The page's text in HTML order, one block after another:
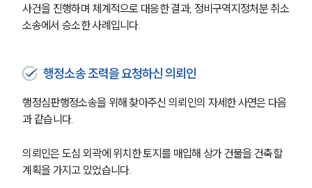
사건을 진행하며 체계적으로 대응한 결과, 정비구역지정처분 취소
소송에서 승소한 사례입니다.
행정소송 조력을 요청하신 의뢰인
행정심판행정소송을 위해 찾아주신 의뢰인의 자세한 사연은 다음
과 같습니다.
의뢰인은 도심 외곽에 위치한 토지를 매입해 상가 건물을 건축할
계획을 가지고 있었습니다.